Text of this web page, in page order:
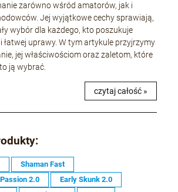
zarówno wśród amatorów, jak i
Jej wyjątkowe cechy sprawiają,
wybór dla każdego, kto poszukuje
łatwej uprawy. W tym artykule przyjrzymy
jej właściwościom oraz zaletom, które
ją wybrać.
czytaj całość »
Shaman Fast
2.0
Early Skunk 2.0